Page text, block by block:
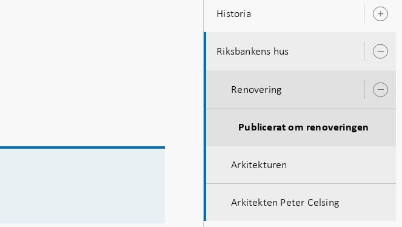
Historia
Riksbankens hus
Renovering
Publicerat om renoveringen
Arkitekturen
Arkitekten Peter Celsing